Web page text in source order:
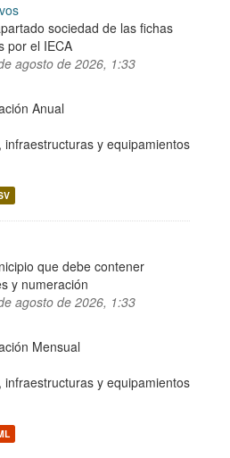
sociedad de las fichas
por el IECA
agosto de 2026, 1:33
Anual
infraestructuras y equipamientos
que debe contener
y numeración
agosto de 2026, 1:33
Mensual
infraestructuras y equipamientos